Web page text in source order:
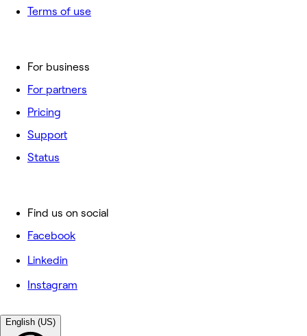
For business
For partners
Pricing
Support
Status
Terms of use
Find us on social
Facebook
Linkedin
Instagram
English (US)